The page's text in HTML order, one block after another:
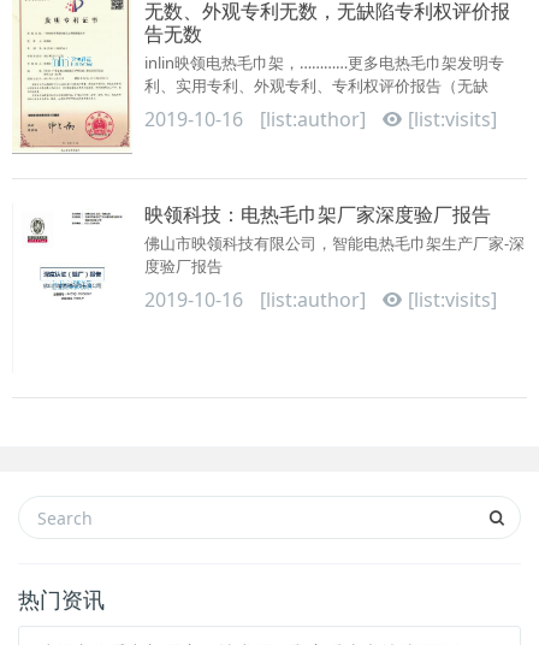
无数、外观专利无数，无缺陷专利权评价报
告无数
inlin映领电热毛巾架，…………更多电热毛巾架发明专
利、实用专利、外观专利、专利权评价报告（无缺
陷），保障客户利益；ODM原始···
2019-10-16 [list:author] [list:visits]
映领科技：电热毛巾架厂家深度验厂报告
佛山市映领科技有限公司，智能电热毛巾架生产厂家-深
度验厂报告
2019-10-16 [list:author] [list:visits]
热门资讯